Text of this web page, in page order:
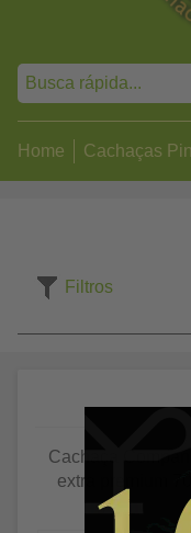
Home Cachaças
Filtros
Cachaça
extra premium